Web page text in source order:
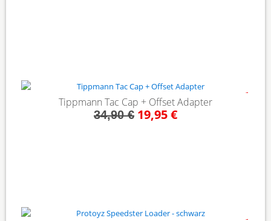
Tippmann Tac Cap + Offset Adapter
34,90 € 19,95 €